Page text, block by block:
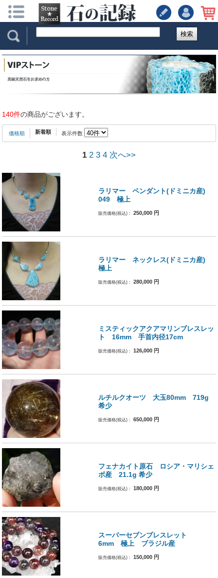
検索
140件の商品がございます。
価格順 新着順 表示件数
1 2 3 4 次へ>>
ラリマー ペンダント(ドミニカ産)
049 極上
販売価格(税込)： 250,000 円
ラリマー ネックレス(ドミニカ産)
極上
販売価格(税込)： 280,000 円
ミスティックアクアマリンブレスレッ
ト 16mm 手首内径17cm
販売価格(税込)： 126,000 円
ルチルクオーツ 大玉80mm 719g
希少
販売価格(税込)： 650,000 円
フェナカイト原石 ロシア・マリシェ
ボ産 21.1g 希少
販売価格(税込)： 180,000 円
スーパーセブンブレスレット
6mm 極上 ブラジル産
販売価格(税込)： 150,000 円